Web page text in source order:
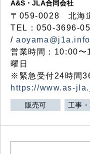
A&S・JLA合同会社
〒 059-0028 北海
TEL：050-3696-
/aoyama@j1a.info
営業時間：10:00〜
曜日
※緊急受付24時間
https://www.as-
販売可 工事